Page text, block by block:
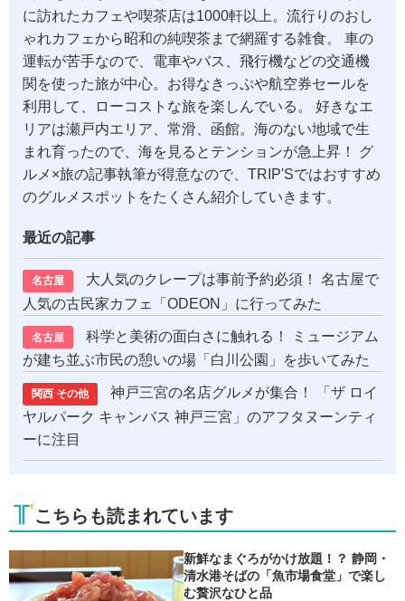
に訪れたカフェや喫茶店は1000軒以上。流行りのおし
ゃれカフェから昭和の純喫茶まで網羅する雑食。 車の
運転が苦手なので、電車やバス、飛行機などの交通機
関を使った旅が中心。お得なきっぷや航空券セールを
利用して、ローコストな旅を楽しんでいる。 好きなエ
リアは瀬戸内エリア、常滑、函館。海のない地域で生
まれ育ったので、海を見るとテンションが急上昇！ グ
ルメ×旅の記事執筆が得意なので、TRIP'Sではおすすめ
のグルメスポットをたくさん紹介していきます。
最近の記事
名古屋
大人気のクレープは事前予約必須！ 名古屋で
人気の古民家カフェ「ODEON」に行ってみた
名古屋
科学と美術の面白さに触れる！ ミュージアム
が建ち並ぶ市民の憩いの場「白川公園」を歩いてみた
関西 その他
神戸三宮の名店グルメが集合！ 「ザ ロイ
ヤルパーク キャンバス 神戸三宮」のアフタヌーンティ
ーに注目
こちらも読まれています
新鮮なまぐろがかけ放題！？ 静岡・
清水港そばの「魚市場食堂」で楽し
む贅沢なひと品